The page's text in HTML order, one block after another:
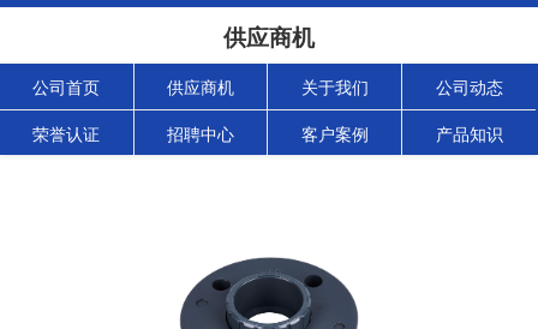
供应商机
公司首页 供应商机 关于我们 公司动态
荣誉认证 招聘中心 客户案例 产品知识